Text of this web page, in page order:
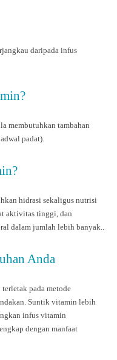
daripada infus
membutuhkan tambahan
padat).
hidrasi sekaligus nutrisi
aktivitas tinggi, dan
dalam jumlah lebih banyak..
Anda
pada metode
Suntik vitamin lebih
infus vitamin
dengan manfaat